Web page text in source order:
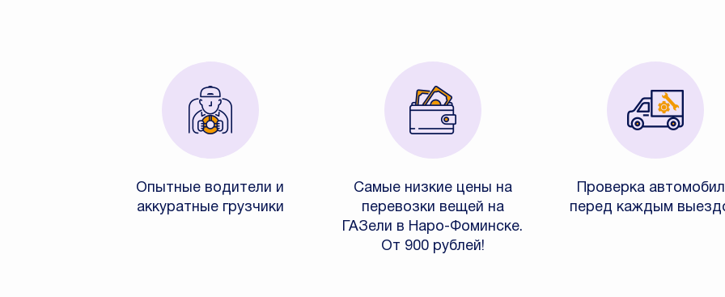
Опытные водители и
аккуратные грузчики
Самые низкие цены на
перевозки вещей на
ГАЗели в Наро-Фоминске.
От 900 рублей!
Проверка
перед каждым